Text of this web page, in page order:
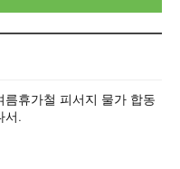
름휴가철 피서지 물가 합동
서.